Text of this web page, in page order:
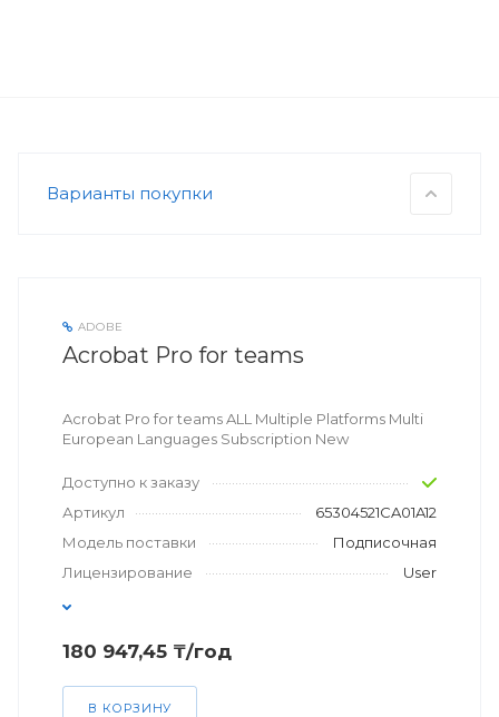
Варианты покупки
ADOBE
Acrobat Pro for teams
Acrobat Pro for teams ALL Multiple Platforms Multi
European Languages Subscription New
Доступно к заказу
Артикул
65304521CA01A12
Модель поставки
Подписочная
Лицензирование
User
180 947,45 ₸/год
В КОРЗИНУ